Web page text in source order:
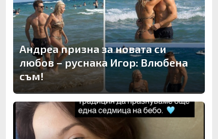
Андреа призна за новата си
любов – руснака Игор: Влюбена
съм!